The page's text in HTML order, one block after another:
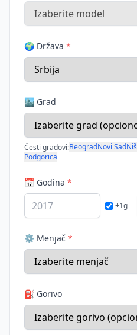
🌍 Država *
🏙️ Grad
Česti gradovi:BeogradNovi SadNiš
Podgorica
📅 Godina *
±1g
⚙️ Menjač *
⛽ Gorivo